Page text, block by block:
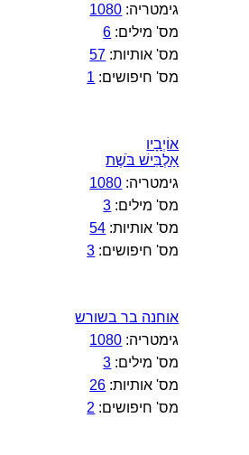
גימטריה: 1080
מס' מילים: 6
מס' אותיות: 57
מס' חיפושים: 1
אוֹיְבָיו
אַלְבִּישׁ בֹּשֶׁת
גימטריה: 1080
מס' מילים: 3
מס' אותיות: 54
מס' חיפושים: 3
אוחנה בר בשורש
גימטריה: 1080
מס' מילים: 3
מס' אותיות: 26
מס' חיפושים: 2